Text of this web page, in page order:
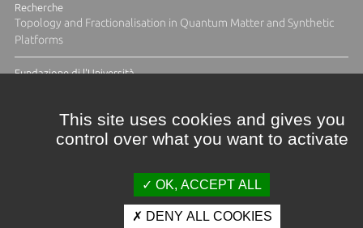
Recherche
Topology and Fractionalisation in Quantum Matter and Synthetic
Platforms
Fundazione di l'Università
This site uses cookies and gives you
control over what you want to activate
OK, ACCEPT ALL
DENY ALL COOKIES